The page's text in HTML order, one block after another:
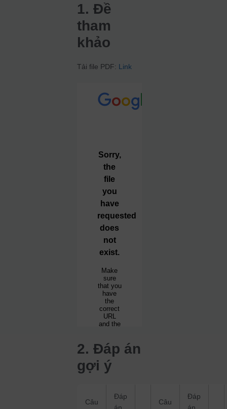
1. Đề
tham
khảo
Tải file PDF: Link
2. Đáp án
gợi ý
Câu
Đáp
Câu
Đáp